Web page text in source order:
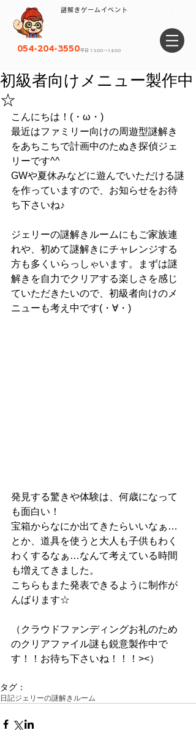
謎解きゲームイベント
054-204-3550 平日 13:00〜18:00
初級者向けメニュー製作中
☆
こんにちは！(・ω・)
最近はファミリー向けの周遊型謎解き
をあちこちで計画中のたぬき探偵ジェ
リーです^^
GWや夏休みなどに遊んでいただける謎
を作っていますので、お知らせをお待
ち下さいね♪
ジェリーの謎解きルームにもご家族連
れや、初めて謎解きにチャレンジする
方も多くいらっしゃいます。まずは謎
解きを自力でクリアする楽しさを感じ
ていただきたいので、初級者向けのメ
ニューも考え中です(・∀・)
発見する驚きや体験は、何歳になって
も面白い！
宝箱からなにか出てきたらいいなぁ…
とか、道具を使うと大人も子供もわく
わくするなぁ…なんて考えている時間
も増えてきました。
こちらもまた発表できるように制作が
んばります☆
（クラウドファンディングお礼のため
のクリアファイル謎も鋭意製作中で
す！！お待ち下さいね！！！><）
タグ：
日記ジェリーの謎解きルーム